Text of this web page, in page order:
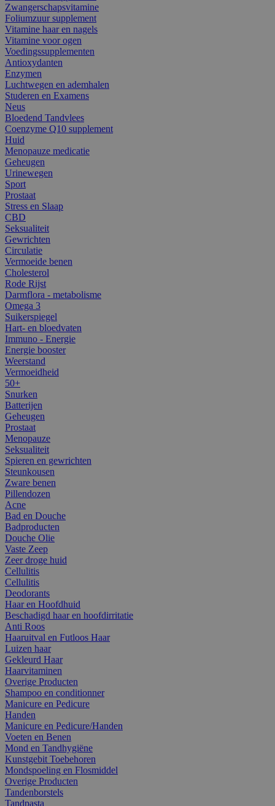
Zwangerschapsvitamine
Foliumzuur supplement
Vitamine haar en nagels
Vitamine voor ogen
Voedingssupplementen
Antioxydanten
Enzymen
Luchtwegen en ademhalen
Studeren en Examens
Neus
Bloedend Tandvlees
Coenzyme Q10 supplement
Huid
Menopauze medicatie
Geheugen
Urinewegen
Sport
Prostaat
Stress en Slaap
CBD
Seksualiteit
Gewrichten
Circulatie
Vermoeide benen
Cholesterol
Rode Rijst
Darmflora - metabolisme
Omega 3
Suikerspiegel
Hart- en bloedvaten
Immuno - Energie
Energie booster
Weerstand
Vermoeidheid
50+
Snurken
Batterijen
Geheugen
Prostaat
Menopauze
Seksualiteit
Spieren en gewrichten
Steunkousen
Zware benen
Pillendozen
Acne
Bad en Douche
Badproducten
Douche Olie
Vaste Zeep
Zeer droge huid
Cellulitis
Cellulitis
Deodorants
Haar en Hoofdhuid
Beschadigd haar en hoofdirritatie
Anti Roos
Haaruitval en Futloos Haar
Luizen haar
Gekleurd Haar
Haarvitaminen
Overige Producten
Shampoo en conditionner
Manicure en Pedicure
Handen
Manicure en Pedicure/Handen
Voeten en Benen
Mond en Tandhygiëne
Kunstgebit Toebehoren
Mondspoeling en Flosmiddel
Overige Producten
Tandenborstels
Tandpasta